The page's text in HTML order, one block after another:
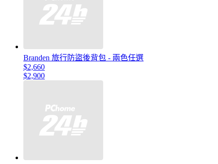
Branden 旅行防盜後背包 - 兩色任選
$2,660
$2,900